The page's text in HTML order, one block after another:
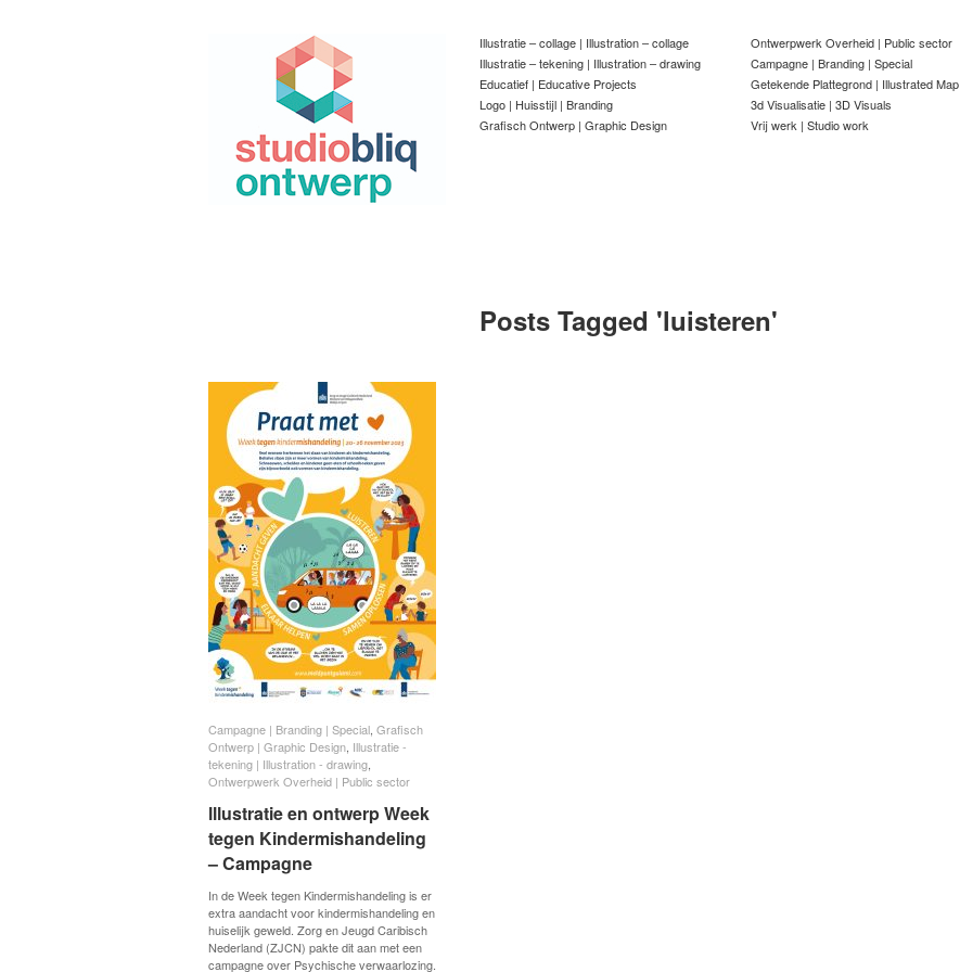
Illustratie – collage | Illustration – collage
Illustratie – tekening | Illustration – drawing
Educatief | Educative Projects
Logo | Huisstijl | Branding
Grafisch Ontwerp | Graphic Design
Ontwerpwerk Overheid | Public sector
Campagne | Branding | Special
Getekende Plattegrond | Illustrated Map
3d Visualisatie | 3D Visuals
Vrij werk | Studio work
Posts Tagged 'luisteren'
Campagne | Branding | Special Grafisch
Ontwerp | Graphic Design Illustratie -
tekening | Illustration - drawing
Ontwerpwerk Overheid | Public sector
lllustratie en ontwerp Week
tegen Kindermishandeling
– Campagne
In de Week tegen Kindermishandeling is er
extra aandacht voor kindermishandeling en
huiselijk geweld. Zorg en Jeugd Caribisch
Nederland (ZJCN) pakte dit aan met een
campagne over Psychische verwaarlozing.
Campagne | Branding | Special Grafisch
Ontwerp | Graphic Design Illustratie -
tekening | Illustration - drawing
Ontwerpwerk Overheid | Public sector
lllustratie en ontwerp Week
tegen Kindermishandeling
– Campagne